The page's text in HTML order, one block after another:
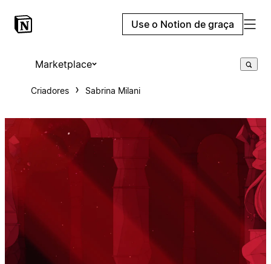
Use o Notion de graça
Marketplace
Criadores Sabrina Milani